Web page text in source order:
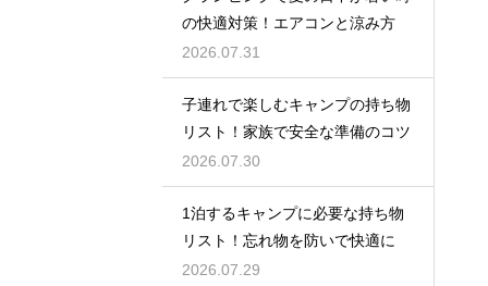
の快適対策！エアコンと涼み方
2026.07.31
子連れで楽しむキャンプの持ち物
リスト！家族で安全な準備のコツ
2026.07.30
1泊するキャンプに必要な持ち物
リスト！忘れ物を防いで快適に
2026.07.29